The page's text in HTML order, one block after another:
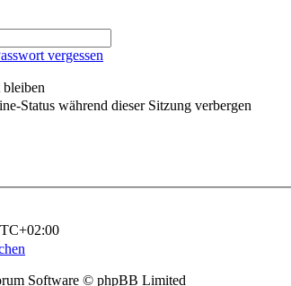
vergessen
Status während dieser Sitzung verbergen
Software © phpBB Limited